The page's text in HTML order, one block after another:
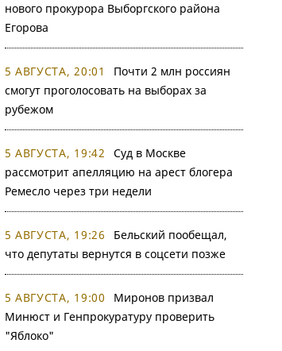
нового прокурора Выборгского района
Егорова
5 АВГУСТА, 20:01
Почти 2 млн россиян
смогут проголосовать на выборах за
рубежом
5 АВГУСТА, 19:42
Суд в Москве
рассмотрит апелляцию на арест блогера
Ремесло через три недели
5 АВГУСТА, 19:26
Бельский пообещал,
что депутаты вернутся в соцсети позже
5 АВГУСТА, 19:00
Миронов призвал
Минюст и Генпрокуратуру проверить
"Яблоко"